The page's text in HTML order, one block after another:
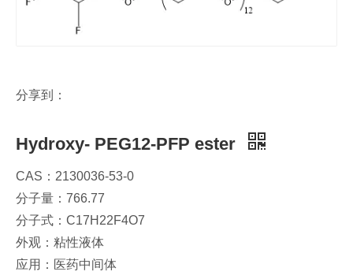
分享到：
Hydroxy- PEG12-PFP ester
CAS：2130036-53-0
分子量：766.77
分子式：C17H22F4O7​
外观：粘性液体
应用：医药中间体